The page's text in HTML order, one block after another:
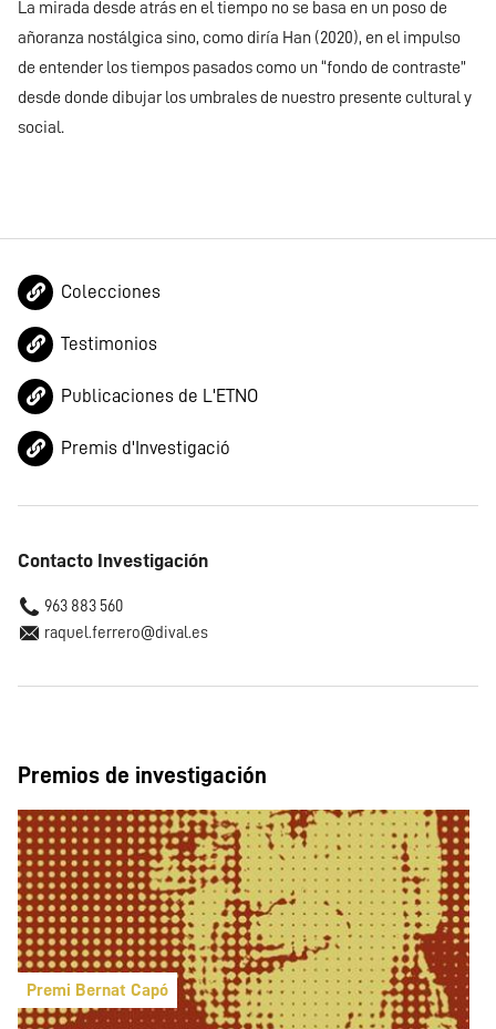
La mirada desde atrás en el tiempo no se basa en un poso de
añoranza nostálgica sino, como diría Han (2020), en el impulso
de entender los tiempos pasados como un “fondo de contraste”
desde donde dibujar los umbrales de nuestro presente cultural y
social.
Colecciones
Testimonios
Publicaciones de L'ETNO
Premis d'Investigació
Contacto Investigación
963 883 560
raquel.ferrero@dival.es
Premios de investigación
Premi Bernat Capó